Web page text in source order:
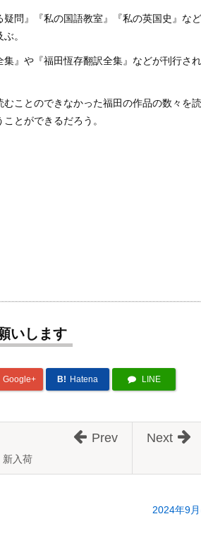
問』『私の国語教室』『私の英国史』な
。
』や『福田恆存翻訳全集』などが刊行さ
ことのできなかった福田の作品の数々を
とができるだろう。
いします
Google+ B! Hatena LINE
Next
新入荷
Prev
2024年9